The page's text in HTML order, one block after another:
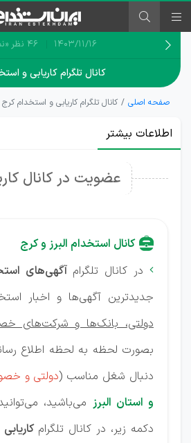
۱۴۰۳/۱۱/۱۶ 46 نظر
کانال تلگرام کاریابی و
صفحه اصلی کانال تلگرام کاریابی و استخدام کرج
اطلاعات بیشتر
عضویت در کانال
کانال استخدام البرز و کرج
 در کانال تلگرامآگهی‌های
جدیدترین آگهی‌ها و اخبار
دولتی، بانک‌ها و شرکت‌های
بصورت لحظه به لحظه اطلاع
دنبال شغل مناسب (دولتی و
و استان البرز می‌باشید،
دکمه زیر، در کانال تلگرام